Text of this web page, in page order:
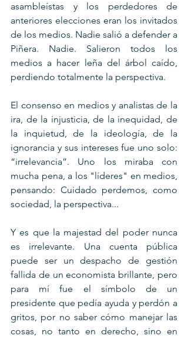
asambleístas y los perdedores de
anteriores elecciones eran los invitados
de los medios. Nadie salió a defender a
Piñera. Nadie. Salieron todos los
medios a hacer leña del árbol caído,
perdiendo totalmente la perspectiva.
El consenso en medios y analistas de la
ira, de la injusticia, de la inequidad, de
la inquietud, de la ideología, de la
ignorancia y sus intereses fue uno solo:
“irrelevancia”. Uno los miraba con
mucha pena, a los "líderes" en medios,
pensando: Cuidado perdemos, como
sociedad, la perspectiva...
Y es que la majestad del poder nunca
es irrelevante. Una cuenta pública
puede ser un despacho de gestión
fallida de un economista brillante, pero
para mí fue el símbolo de un
presidente que pedía ayuda y perdón a
gritos, por no saber cómo manejar las
cosas, no tanto en derecho, sino en